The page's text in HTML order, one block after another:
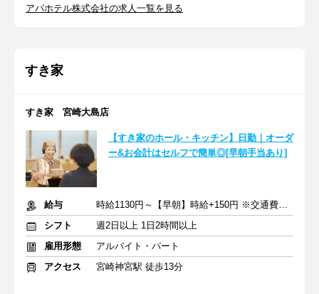
アパホテル株式会社の求人一覧を見る
すき家
すき家 宮崎大島店
【すき家のホール・キッチン】日勤｜オーダ
ー&お会計はセルフで簡単◎[早朝手当あり]
給与
時給1130円～【早朝】時給+150円 ※交通費支給
シフト
週2日以上 1日2時間以上
雇用形態
アルバイト・パート
アクセス
宮崎神宮駅 徒歩13分